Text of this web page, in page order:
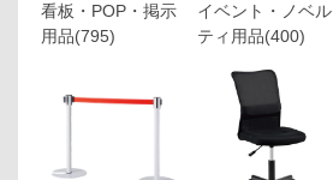
看板・POP・掲示
用品(795)
イベント・ノベル
ティ用品(400)